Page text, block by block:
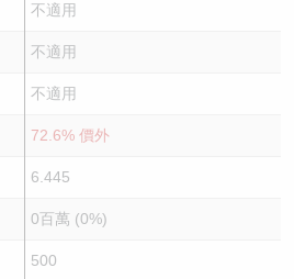
不適用
不適用
不適用
72.6% 價外
6.445
0百萬 (0%)
500